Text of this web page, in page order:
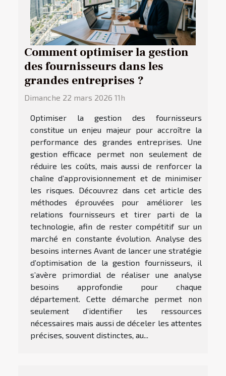
Comment optimiser la gestion
des fournisseurs dans les
grandes entreprises ?
Dimanche 22 mars 2026 11h
Optimiser la gestion des fournisseurs
constitue un enjeu majeur pour accroître la
performance des grandes entreprises. Une
gestion efficace permet non seulement de
réduire les coûts, mais aussi de renforcer la
chaîne d’approvisionnement et de minimiser
les risques. Découvrez dans cet article des
méthodes éprouvées pour améliorer les
relations fournisseurs et tirer parti de la
technologie, afin de rester compétitif sur un
marché en constante évolution. Analyse des
besoins internes Avant de lancer une stratégie
d’optimisation de la gestion fournisseurs, il
s’avère primordial de réaliser une analyse
besoins approfondie pour chaque
département. Cette démarche permet non
seulement d’identifier les ressources
nécessaires mais aussi de déceler les attentes
précises, souvent distinctes, au...